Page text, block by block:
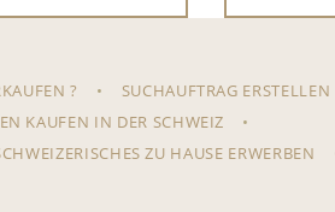
?
SUCHAUFTRAG ERSTELLEN
KAUFEN IN DER SCHWEIZ
ZU HAUSE ERWERBEN